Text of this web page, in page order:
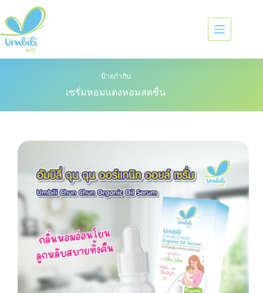
ป้ายกำกับ
เซรั่มหอมแดงหอมสดชื่น